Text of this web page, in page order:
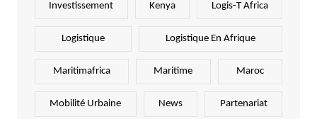
Investissement Kenya Logis-T Africa
Logistique Logistique En Afrique
Maritimafrica Maritime Maroc
Mobilité Urbaine News Partenariat